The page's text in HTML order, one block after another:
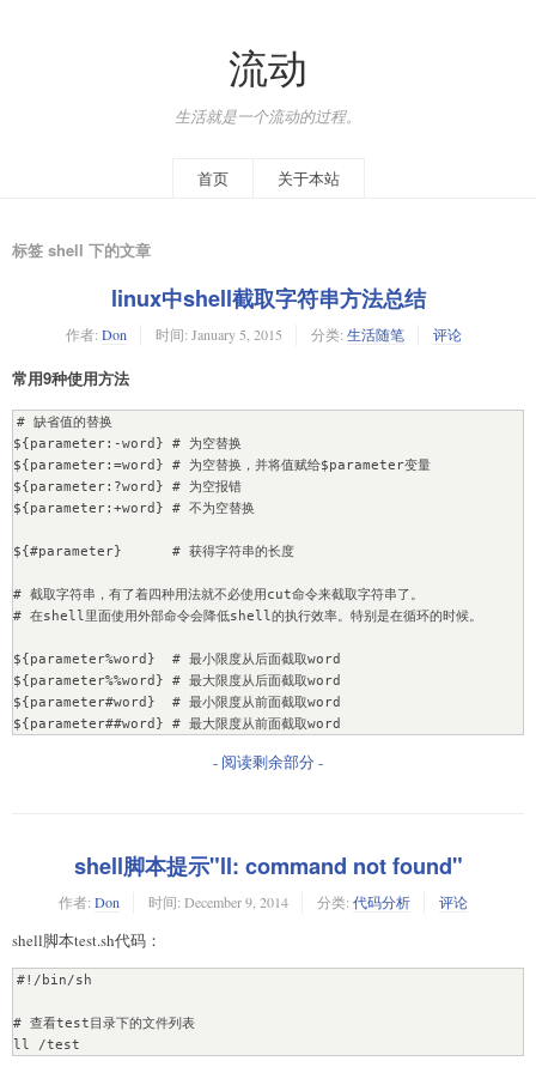
流动
生活就是一个流动的过程。
首页 关于本站
标签 shell 下的文章
linux中shell截取字符串方法总结
作者: Don 时间: January 5, 2015 分类: 生活随笔 评论
常用9种使用方法
# 缺省值的替换
${parameter:-word} # 为空替换
${parameter:=word} # 为空替换，并将值赋给$parameter变量
${parameter:?word} # 为空报错
${parameter:+word} # 不为空替换
${#parameter}      # 获得字符串的长度
# 截取字符串，有了着四种用法就不必使用cut命令来截取字符串了。
# 在shell里面使用外部命令会降低shell的执行效率。特别是在循环的时候。
${parameter%word}  # 最小限度从后面截取word
${parameter%%word} # 最大限度从后面截取word
${parameter#word}  # 最小限度从前面截取word
${parameter##word} # 最大限度从前面截取word
- 阅读剩余部分 -
shell脚本提示"ll: command not found"
作者: Don 时间: December 9, 2014 分类: 代码分析 评论
shell脚本test.sh代码：
#!/bin/sh
# 查看test目录下的文件列表
ll /test